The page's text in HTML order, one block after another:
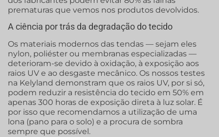
prematuras que vemos nos produtos devolvidos.
A ciência por trás da degradação do tecido
Os materiais modernos das tendas — sejam eles
nylon, poliéster ou membranas especializadas —
deterioram-se devido à oxidação, à exposição aos
raios UV e ao desgaste mecânico. Os nossos testes
na Kelyland demonstram que os raios UV, por si só,
podem reduzir a resistência do tecido em 50% em
apenas 300 horas de exposição direta à luz solar. É
por isso que recomendamos a utilização de uma
lona (pano para o solo) e a procura de sombra
sempre que possível.